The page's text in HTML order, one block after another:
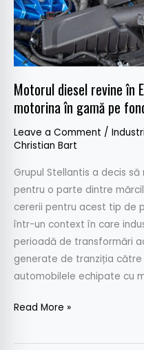
Motorul diesel revine în
motorina în gamă pe
Leave a Comment /
Christian Bart
Grupul Stellantis a decis
pentru o parte dintre
cererii pentru acest tip de
într-un context în care
perioadă de transformări
generate de tranziția
automobilele echipate cu
motorina
în
gamă
pe
creșterii
cererii
clienților
Read More »